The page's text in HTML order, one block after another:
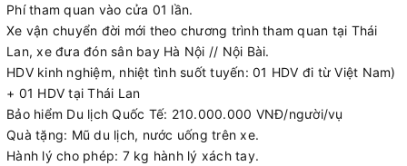
Phí tham quan vào cửa 01 lần.
Xe vận chuyển đời mới theo chương trình tham quan tại Thái
Lan, xe đưa đón sân bay Hà Nội // Nội Bài.
HDV kinh nghiệm, nhiệt tình suốt tuyến: 01 HDV đi từ Việt Nam)
+ 01 HDV tại Thái Lan
Bảo hiểm Du lịch Quốc Tế: 210.000.000 VNĐ/người/vụ
Quà tặng: Mũ du lịch, nước uống trên xe.
Hành lý cho phép: 7 kg hành lý xách tay.